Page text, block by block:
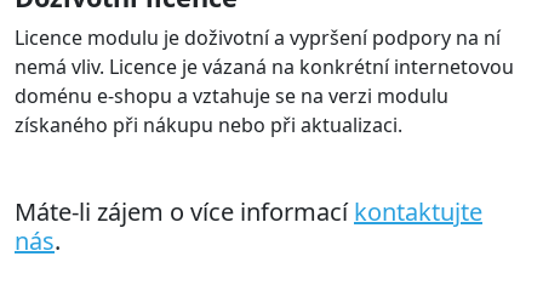
Licence modulu je doživotní a vypršení podpory na ní
nemá vliv. Licence je vázaná na konkrétní internetovou
doménu e-shopu a vztahuje se na verzi modulu
získaného při nákupu nebo při aktualizaci.
Máte-li zájem o více informacíkontaktujte
nás.